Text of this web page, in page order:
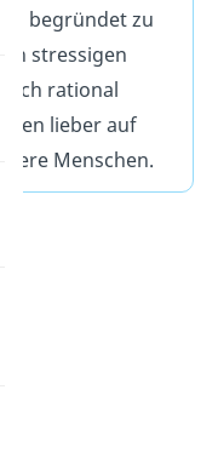
begründet zu
in stressigen
sich rational
lieber auf
Menschen.